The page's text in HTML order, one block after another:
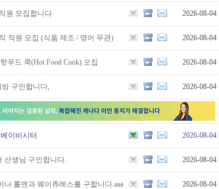
원 모집합니다 2026-08-04
직원 모집 (식품 제조 / 영어 무관) 2026-08-04
푸드 쿡(Hot Food Cook) 모집 2026-08-04
구인합니다, 2026-08-04
이비시터 2026-08-04
선생님 구인합니다. 2026-08-04
나 롤맨과 웨이츄레스를 구합니다.aaa 2026-08-04